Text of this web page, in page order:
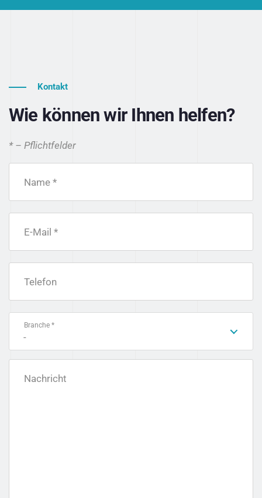
Kontakt
Wie können wir Ihnen helfen?
* – Pflichtfelder
Name *
E-Mail *
Telefon
Branche *
-
Nachricht